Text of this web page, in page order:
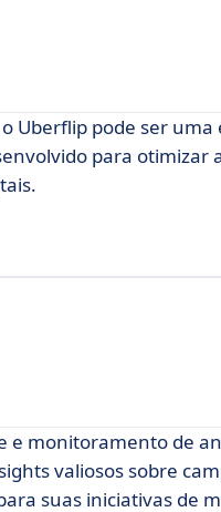
Uberflip pode ser uma
para otimizar
e monitoramento de
valiosos sobre
suas iniciativas de